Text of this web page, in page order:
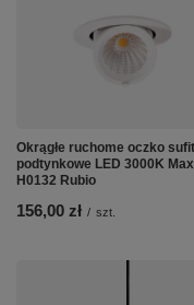
Okrągłe ruchome oczko
podtynkowe LED 3000K
H0132 Rubio
156,00 zł / szt.